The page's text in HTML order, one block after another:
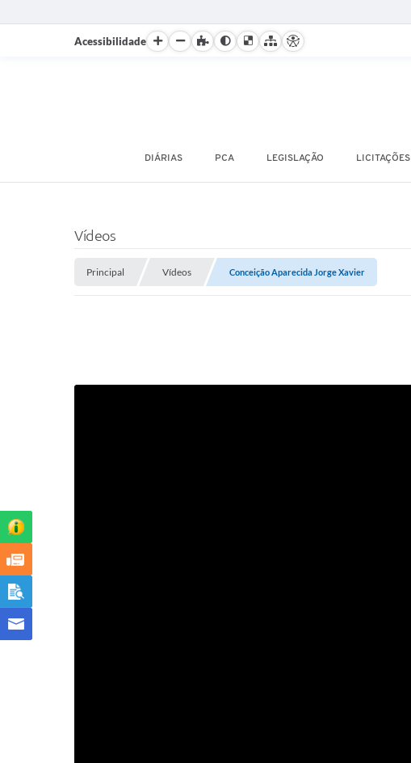
Acessibilidade
DIÁRIAS PCA LEGISLAÇÃO LICITAÇÕES
Vídeos
Principal Vídeos Conceição Aparecida Jorge Xavier